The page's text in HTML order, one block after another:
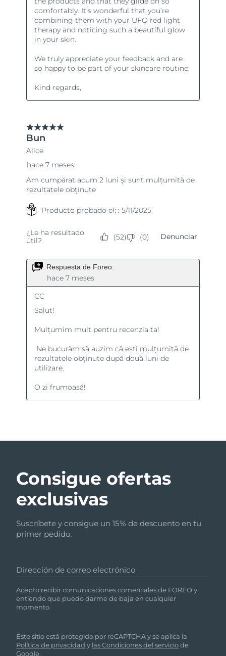
Consigue ofertas
exclusivas
Suscríbete y consigue un 15% de descuento en tu
primer pedido.
Dirección de correo electrónico
Acepto recibir comunicaciones comerciales de FOREO y
entiendo que puedo darme de baja en cualquier
momento.
Este sitio está protegido por reCAPTCHA y se aplica la
Política de privacidad y las Condiciones del serviciode
Google.